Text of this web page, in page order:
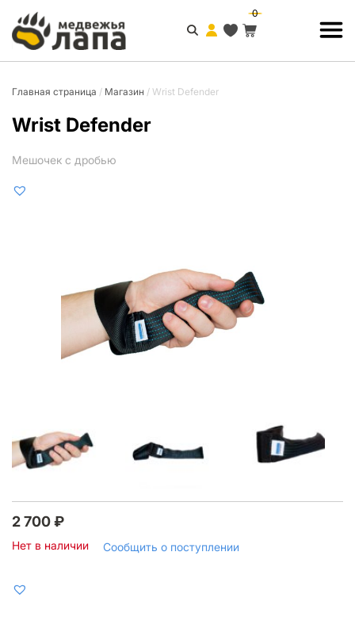
0
Главная страница / Магазин / Wrist Defender
Wrist Defender
Мешочек с дробью
2 700₽
Нет в наличии Сообщить о поступлении